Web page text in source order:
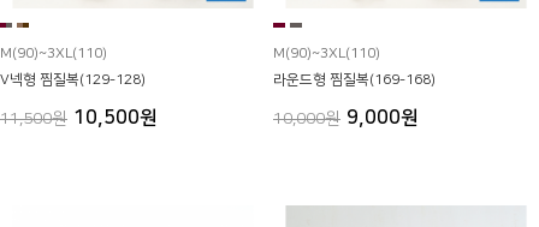
M(90)~3XL(110)
V넥형 찜질복(129-128)
11,500원 10,500원
M(90)~3XL(110)
라운드형 찜질복(169-168)
10,000원 9,000원